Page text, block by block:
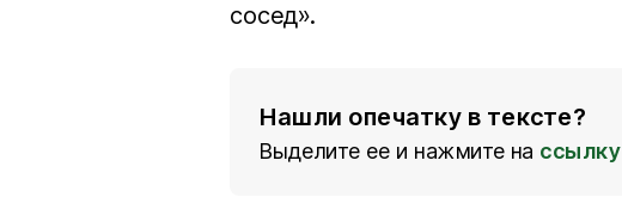
сосед».
Нашли опечатку в тексте?
Выделите ее и нажмите на ссылку